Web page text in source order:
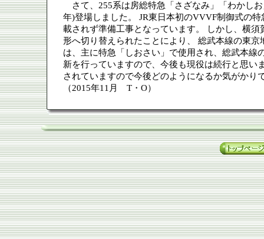
さて、255系は房総特急「さざなみ」「わかし
年)登場しました。 JR東日本初のVVVF制御式の
載されず準備工事となっています。 しかし、横
形へ切り替えられたことにより、 総武本線の東
は、主に特急「しおさい」で使用され、総武本
新を行っていますので、今後も現役は続行と思い
されていますので今後どのようになるか気がかり
（2015年11月 T・O）